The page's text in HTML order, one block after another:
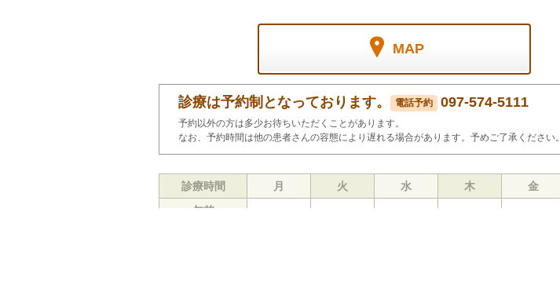
MAP
診療は予約制となっております。 電話予約 097-574-5111
予約以外の方は多少お待ちいただくことがあります。
なお、予約時間は他の患者さんの容態により遅れる場合があります。予めご了承ください。
診療時間 月 火 水 木 金
午前